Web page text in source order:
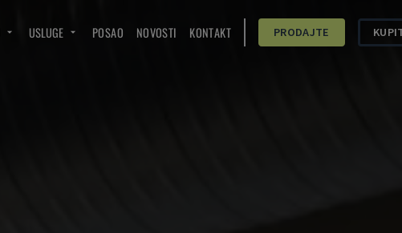
USLUGE POSAO NOVOSTI KONTAKT PRODAJTE